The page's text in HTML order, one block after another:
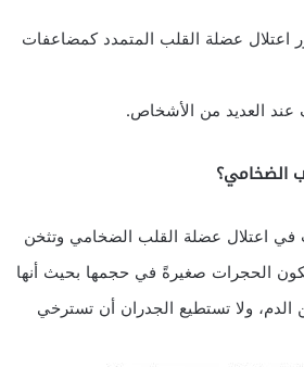
اعتلال عضلة القلب المتمدد كمضاعفات
العديد من الأشخاص.
الضخامي؟
في اعتلال عضلة القلب الضخامي وتثخن
الحجرات صغيرةً في حجمها بحيث أنها
الدم، ولا تستطيع الجدران أن تسترخي